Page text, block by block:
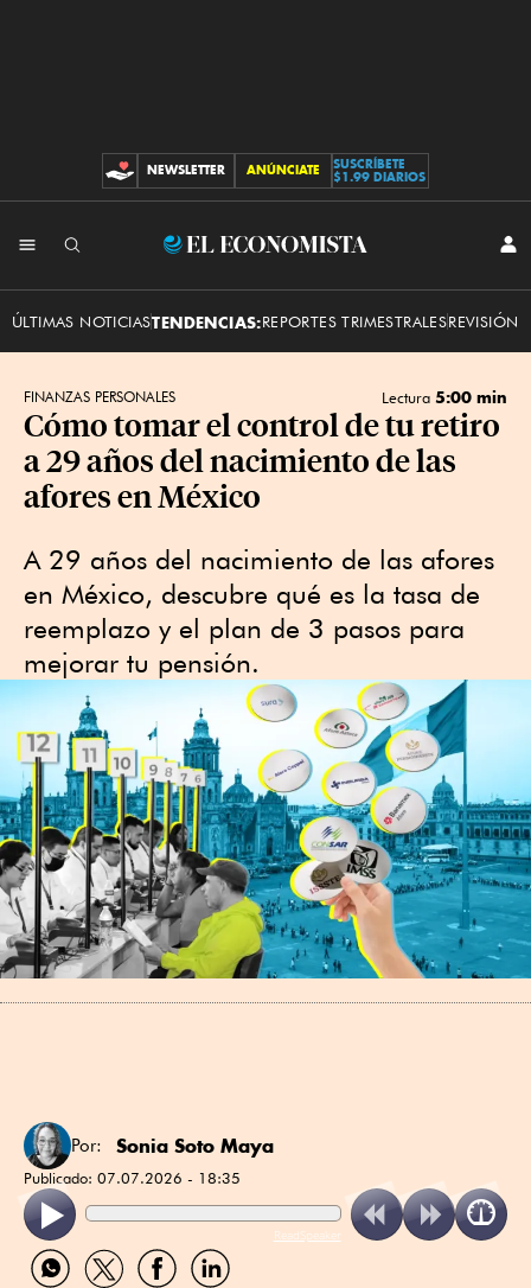
CONTRIBUCIONES
NEWSLETTER ANÚNCIATE
SUSCRÍBETE
$1.99 DIARIOS
El
ÚLTIMAS NOTICIASTENDENCIAS:REPORTES TRIMESTRALESREVISIÓN
FINANZAS PERSONALES Lectura 5:00 min
Cómo tomar el control de tu retiro
a 29 años del nacimiento de las
afores en México
A 29 años del nacimiento de las afores
en México, descubre qué es la tasa de
reemplazo y el plan de 3 pasos para
mejorar tu pensión.
Por: Sonia Soto Maya
Publicado: 07.07.2026 - 18:35
ReadSpeaker
Compartir
por
Compartir
por
Compartir
por
Compartir
por